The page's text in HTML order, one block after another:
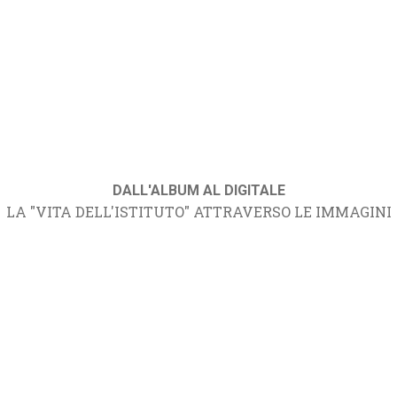
DALL'ALBUM AL DIGITALE
LA "VITA DELL'ISTITUTO" ATTRAVERSO LE IMMAGINI